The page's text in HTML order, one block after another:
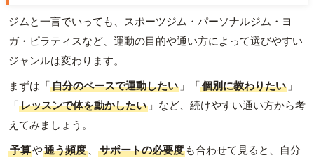
ジムと一言でいっても、スポーツジム・パーソナルジム・ヨ
ガ・ピラティスなど、運動の目的や通い方によって選びやすい
ジャンルは変わります。
まずは「自分のペースで運動したい 」「個別に教わりたい 」
「レッスンで体を動かしたい 」など、続けやすい通い方から考
えてみましょう。
予算や通う頻度 、 サポートの必要度 も合わせて見ると、自分